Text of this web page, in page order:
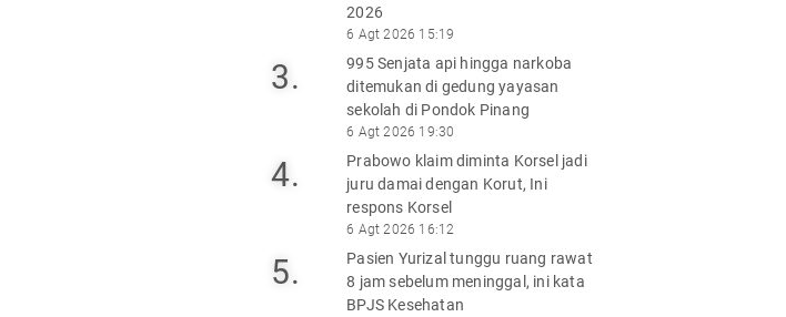
2026
6 Agt 2026 15:19
3.
995 Senjata api hingga narkoba
ditemukan di gedung yayasan
sekolah di Pondok Pinang
6 Agt 2026 19:30
4.
Prabowo klaim diminta Korsel jadi
juru damai dengan Korut, Ini
respons Korsel
6 Agt 2026 16:12
5.
Pasien Yurizal tunggu ruang rawat
8 jam sebelum meninggal, ini kata
BPJS Kesehatan